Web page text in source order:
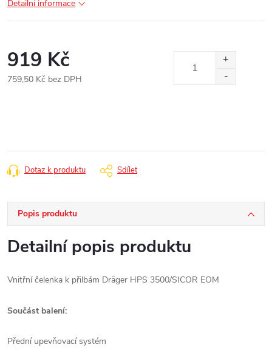
Detailní informace
919 Kč
759,50 Kč bez DPH
Dotaz k produktu Sdílet
Popis produktu
Detailní popis produktu
Vnitřní čelenka k přilbám Dräger HPS 3500/SICOR EOM
Součást balení:
Přední upevňovací systém